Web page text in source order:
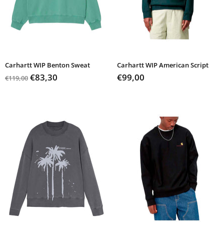
Carhartt WIP Benton Sweat
€119,00 €83,30
Carhartt WIP American Script
€99,00